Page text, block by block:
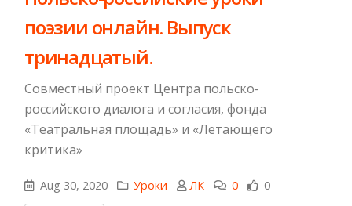
поэзии онлайн. Выпуск
тринадцатый.
Совместный проект Центра польско-
российского диалога и согласия, фонда
«Театральная площадь» и «Летающего
критика»
Aug 30, 2020 Уроки ЛК 0 0